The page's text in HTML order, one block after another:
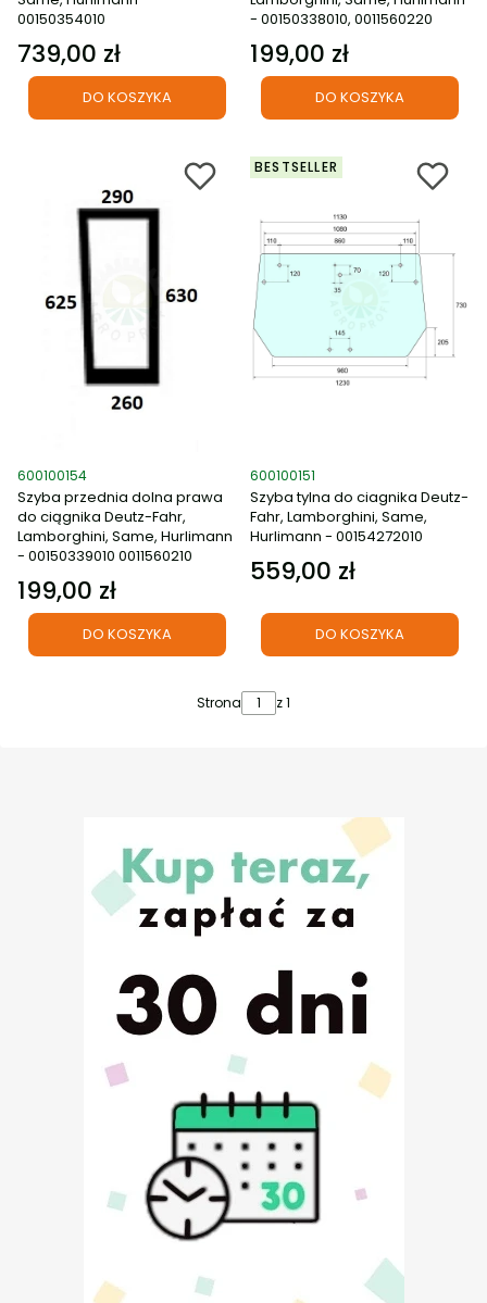
00150354010
Cena
739,00 zł
DO KOSZYKA
- 00150338010, 0011560220
Cena
199,00 zł
DO KOSZYKA
Kod produktu
600100154
Szyba przednia dolna prawa
do ciągnika Deutz-Fahr,
Lamborghini, Same, Hurlimann
- 00150339010 0011560210
Cena
199,00 zł
DO KOSZYKA
BESTSELLER
Kod produktu
600100151
Szyba tylna do ciagnika Deutz-
Fahr, Lamborghini, Same,
Hurlimann - 00154272010
Cena
559,00 zł
DO KOSZYKA
Strona z 1